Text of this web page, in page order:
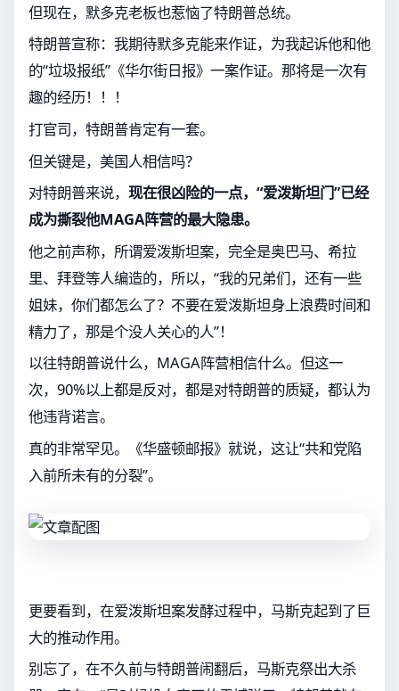
但现在，默多克老板也惹恼了特朗普总统。
特朗普宣称：我期待默多克能来作证，为我起诉他和他
的“垃圾报纸”《华尔街日报》一案作证。那将是一次有
趣的经历！！！
打官司，特朗普肯定有一套。
但关键是，美国人相信吗？
对特朗普来说， 现在很凶险的一点，“爱泼斯坦门”已经
成为撕裂他MAGA阵营的最大隐患。
他之前声称，所谓爱泼斯坦案，完全是奥巴马、希拉
里、拜登等人编造的，所以，“我的兄弟们，还有一些
姐妹，你们都怎么了？不要在爱泼斯坦身上浪费时间和
精力了，那是个没人关心的人”！
以往特朗普说什么，MAGA阵营相信什么。但这一
次，90%以上都是反对，都是对特朗普的质疑，都认为
他违背诺言。
真的非常罕见。《华盛顿邮报》就说，这让“共和党陷
入前所未有的分裂”。
更要看到，在爱泼斯坦案发酵过程中，马斯克起到了巨
大的推动作用。
别忘了，在不久前与特朗普闹翻后，马斯克祭出大杀